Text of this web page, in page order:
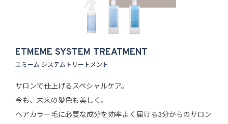
ETMEME SYSTEM TREATMENT
エミーム システムトリートメント
サロンで仕上げるスペシャルケア。
今も、未来の髪色も美しく。
ヘアカラー毛に必要な成分を効率よく届ける3分からのサロン